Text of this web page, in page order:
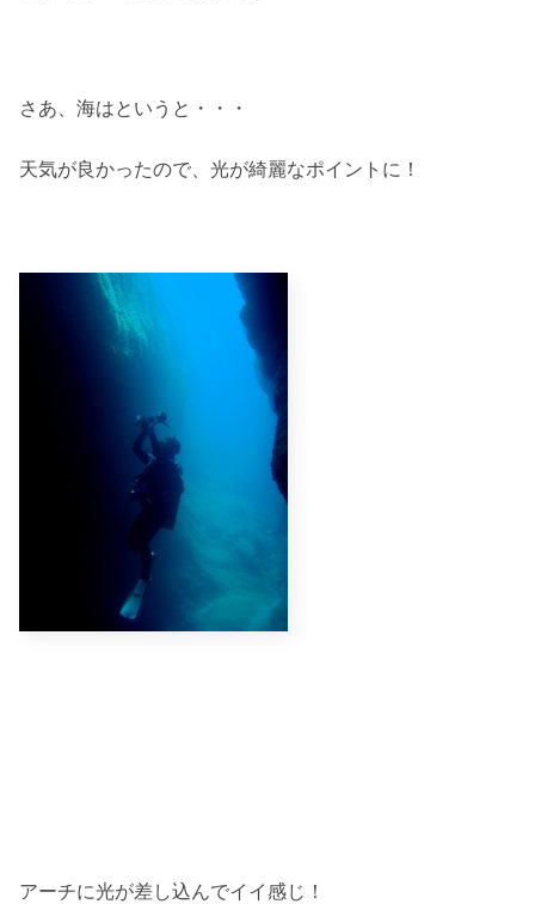
さあ、海はというと・・・
天気が良かったので、光が綺麗なポイントに！
アーチに光が差し込んでイイ感じ！